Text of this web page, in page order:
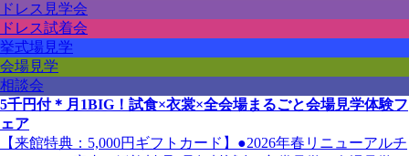
ドレス見学会
ドレス試着会
挙式場見学
会場見学
相談会
5千円付＊月1BIG！試食×衣裳×全会場まるごと会場見学体験フ
ェア
【来館特典：5,000円ギフトカード】●2026年春リニューアルチ